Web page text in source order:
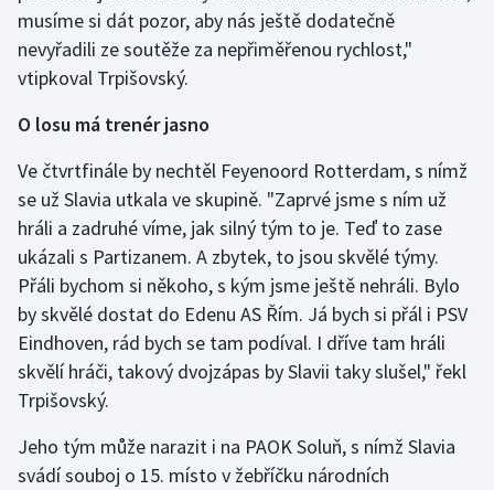
musíme si dát pozor, aby nás ještě dodatečně
nevyřadili ze soutěže za nepřiměřenou rychlost,"
vtipkoval Trpišovský.
O losu má trenér jasno
Ve čtvrtfinále by nechtěl Feyenoord Rotterdam, s nímž
se už Slavia utkala ve skupině. "Zaprvé jsme s ním už
hráli a zadruhé víme, jak silný tým to je. Teď to zase
ukázali s Partizanem. A zbytek, to jsou skvělé týmy.
Přáli bychom si někoho, s kým jsme ještě nehráli. Bylo
by skvělé dostat do Edenu AS Řím. Já bych si přál i PSV
Eindhoven, rád bych se tam podíval. I dříve tam hráli
skvělí hráči, takový dvojzápas by Slavii taky slušel," řekl
Trpišovský.
Jeho tým může narazit i na PAOK Soluň, s nímž Slavia
svádí souboj o 15. místo v žebříčku národních